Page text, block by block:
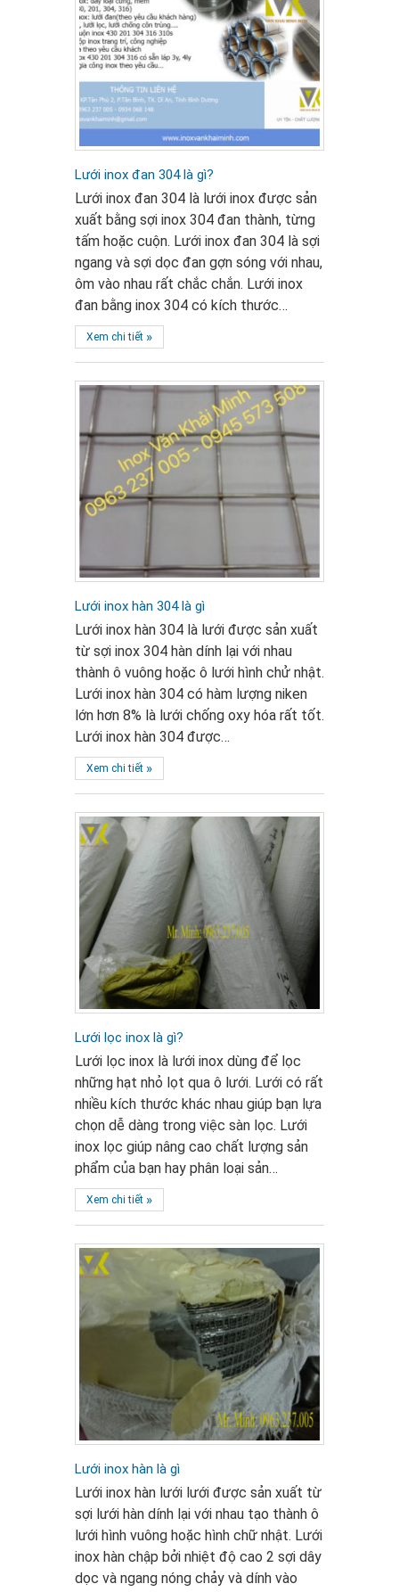
Lưới inox đan 304 là gì?
Lưới inox đan 304 là lưới inox được sản
xuất bằng sợi inox 304 đan thành, từng
tấm hoặc cuộn. Lưới inox đan 304 là sợi
ngang và sợi dọc đan gợn sóng với nhau,
ôm vào nhau rất chắc chắn. Lưới inox
đan bằng inox 304 có kích thước…
Xem chi tiết »
Lưới inox hàn 304 là gì
Lưới inox hàn 304 là lưới được sản xuất
từ sợi inox 304 hàn dính lại với nhau
thành ô vuông hoặc ô lưới hình chử nhật.
Lưới inox hàn 304 có hàm lượng niken
lớn hơn 8% là lưới chống oxy hóa rất tốt.
Lưới inox hàn 304 được…
Xem chi tiết »
Lưới lọc inox là gì?
Lưới lọc inox là lưới inox dùng để lọc
những hạt nhỏ lọt qua ô lưới. Lưới có rất
nhiều kích thước khác nhau giúp bạn lựa
chọn dễ dàng trong việc sàn lọc. Lưới
inox lọc giúp nâng cao chất lượng sản
phẩm của bạn hay phân loại sản…
Xem chi tiết »
Lưới inox hàn là gì
Lưới inox hàn lưới lưới được sản xuất từ
sợi lưới hàn dính lại với nhau tạo thành ô
lưới hình vuông hoặc hình chữ nhật. Lưới
inox hàn chập bởi nhiệt độ cao 2 sợi dây
dọc và ngang nóng chảy và dính vào